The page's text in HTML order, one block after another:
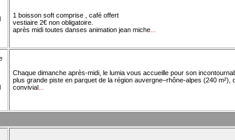
1 boisson soft comprise , café offert
vestiaire 2€ non obligatoire.
après midi toutes danses animation jean miche
Chaque dimanche après-midi, le lumia vous accueille pour son
plus grande piste en parquet de la région auvergne–rhône-alpes (240 m²),
convivial